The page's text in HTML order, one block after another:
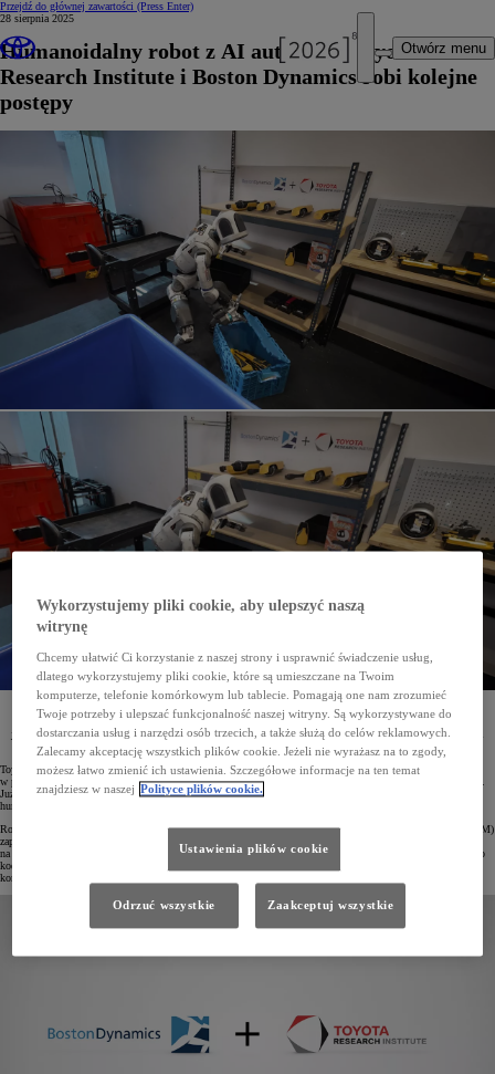
Przejdź do głównej zawartości (Press Enter)
Otwórz menu
28 sierpnia 2025
Humanoidalny robot z AI autorstwa Toyota
Research Institute i Boston Dynamics robi kolejne
postępy
Toyota Research Institute (TRI) wraz z Boston Dynamics ogłosiły najnowsze osiągnięcia w rozwoju
humanoidalnego robota Atlas. Dzięki zastosowaniu sztucznej inteligencji maszyna potrafi teraz
jednocześnie poruszać się i realizować złożone zadania manualne. Co więcej, wprowadzanie nowych
umiejętności odbywa się sprawnie i nie wymaga pisania dodatkowego kodu.
Toyota Research Institute (TRI), uznawany za światowego lidera w dziedzinie sztucznej inteligencji,
w październiku 2024 roku nawiązał bliższą współpracę z Boston Dynamics, pionierem w dziedzinie robotyki.
Już niespełna dziesięć miesięcy później obie organizacje poinformowały o istotnych postępach w rozwoju
humanoidalnego robota.
Robot Atlas firmy Boston Dynamics korzystający z opracowanych przez TRI Dużych Modeli Zachowań (LBM)
zaprezentował nowe możliwości, łącząc poruszanie się, precyzyjne działania manualne i bieżące reagowanie
na otoczenie. W przeciwieństwie do poprzedniej generacji nauka nowych umiejętności nie wymagała ręcznego
kodowania. Dzięki zastosowaniu LBM Atlas błyskawicznie adaptuje się do nowych zadań, eliminując
konieczność pisania dodatkowych linijek kodu.
Wykorzystujemy pliki cookie, aby ulepszyć naszą
witrynę
Chcemy ułatwić Ci korzystanie z naszej strony i usprawnić świadczenie usług,
dlatego wykorzystujemy pliki cookie, które są umieszczane na Twoim
komputerze, telefonie komórkowym lub tablecie. Pomagają one nam zrozumieć
Twoje potrzeby i ulepszać funkcjonalność naszej witryny. Są wykorzystywane do
dostarczania usług i narzędzi osób trzecich, a także służą do celów reklamowych.
Zalecamy akceptację wszystkich plików cookie. Jeżeli nie wyrażasz na to zgody,
możesz łatwo zmienić ich ustawienia. Szczegółowe informacje na ten temat
znajdziesz w naszej Polityce plików cookie.
Ustawienia plików cookie
Odrzuć wszystkie Zaakceptuj wszystkie